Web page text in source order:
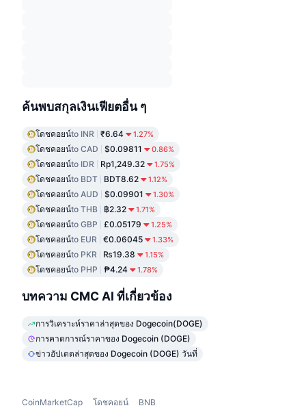
ค้นพบสกุลเงินเฟียตอื่น ๆ
โดชคอยน์to INR ₹6.64 1.27%
โดชคอยน์to CAD $0.09811 0.86%
โดชคอยน์to IDR Rp1,249.32 1.75%
โดชคอยน์to BDT BDT8.62 1.12%
โดชคอยน์to AUD $0.09901 1.30%
โดชคอยน์to THB ฿2.32 1.71%
โดชคอยน์to GBP £0.05179 1.25%
โดชคอยน์to EUR €0.06045 1.33%
โดชคอยน์to PKR ₨19.38 1.15%
โดชคอยน์to PHP ₱4.24 1.78%
บทความ CMC AI ที่เกี่ยวข้อง
การวิเคราะห์ราคาล่าสุดของ Dogecoin(DOGE)
การคาดการณ์ราคาของ Dogecoin (DOGE)
ข่าวอัปเดตล่าสุดของ Dogecoin (DOGE) วันที่
CoinMarketCap โดชคอยน์ BNB